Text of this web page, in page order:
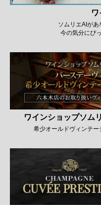
ソムリエAIがあ
今の気分にぴ
ワインショップソム
希少オールドヴィンテ